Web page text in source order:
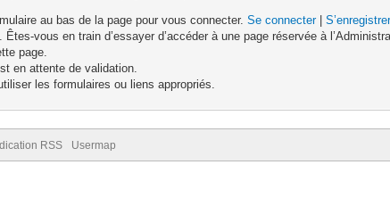
au bas de la page pour vous connecter.Se connecter|
vous en train d’essayer d’accéder à une page réservée à
page.
en attente de validation.
les formulaires ou liens appropriés.
RSS Usermap